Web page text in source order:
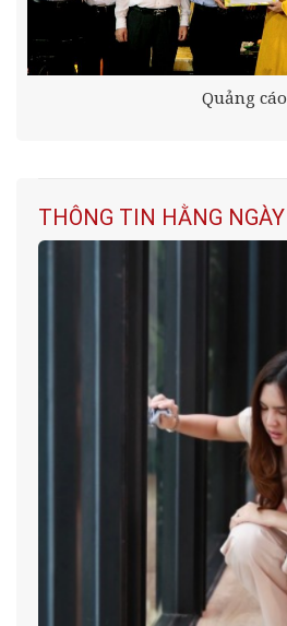
Quảng cáo
THÔNG TIN HẰNG NGÀY